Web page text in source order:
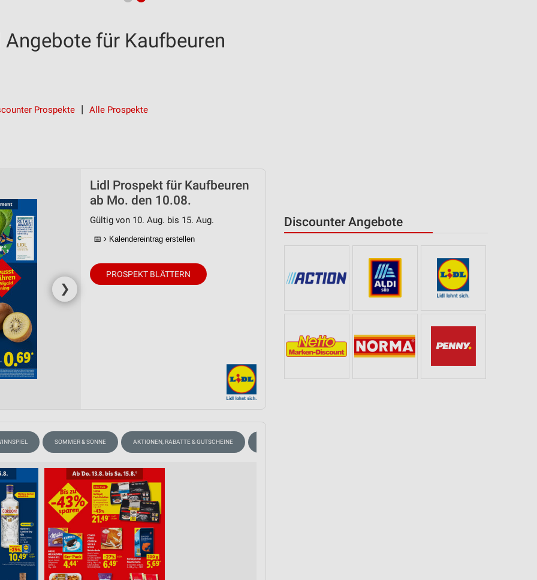
Discounter Angebote
für Kaufbeuren
Prospekte Alle Prospekte
❯
Lidl Prospekt für Kaufbeuren
ab Mo. den 10.08.
Gültig von 10. Aug. bis 15. Aug.
📅 Kalendereintrag erstellen
PROSPEKT BLÄTTERN
SOMMER & SONNE AKTIONEN, RABATTE & GUTSCHEINE